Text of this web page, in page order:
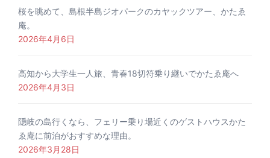
桜を眺めて、島根半島ジオパークのカヤックツアー、かたゑ
庵。
2026年4月6日
高知から大学生一人旅、青春18切符乗り継いでかたゑ庵へ
2026年4月3日
隠岐の島行くなら、フェリー乗り場近くのゲストハウスかた
ゑ庵に前泊がおすすめな理由。
2026年3月28日